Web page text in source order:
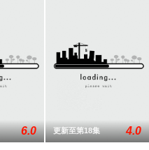
6.0 更新至第18集 4.0